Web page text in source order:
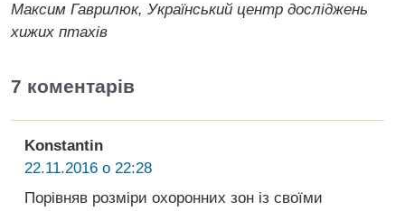
Максим Гаврилюк, Український центр досліджень
хижих птахів
7 коментарів
Konstantin
22.11.2016 о 22:28
Порівняв розміри охоронних зон із своїми